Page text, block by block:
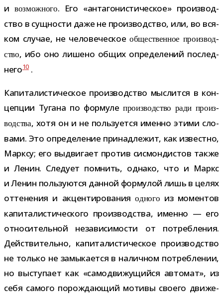
и воз­мож­ного. Его «анта­го­ни­сти­че­ское» про­из­вод­
ство в сущ­но­сти даже не про­из­вод­ство, или, во вся­
ком слу­чае, не чело­ве­че­ское обще­ствен­ное про­из­вод­
ство, ибо оно лишено общих опре­де­ле­ний послед­
него10.
Капиталистическое про­из­вод­ство мыс­лится в кон­
цеп­ции Тугана по фор­мулепро­из­вод­ство ради про­из­
вод­ства, хотя он и не поль­зу­ется именно этими сло­
вами. Это опре­де­ле­ние при­над­ле­жит, как известно,
Марксу; его выдви­гает про­тив сис­мон­ди­стов также
и Ленин. Следует пом­нить, однако, что и Маркс
и Ленин поль­зу­ются дан­ной фор­му­лой лишь в целях
отте­не­ния и акцен­ти­ро­ва­нияодного из момен­тов
капи­та­ли­сти­че­ского про­из­вод­ства, именно — его
отно­си­тель­ной неза­ви­си­мо­сти от потреб­ле­ния.
Действительно, капи­та­ли­сти­че­ское про­из­вод­ство
не только не замы­ка­ется в налич­ном потреб­ле­нии,
но высту­пает как «само­дви­жу­щийся авто­мат», из
себя самого порож­да­ю­щий мотивы сво­его дви­же­